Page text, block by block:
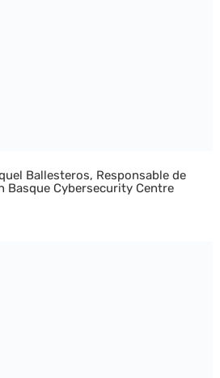
Ballesteros, Responsable de
Basque Cybersecurity Centre